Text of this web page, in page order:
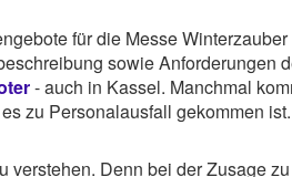
für die Messe
sowie Anforderungen
- auch in Kassel. Manchmal
zu Personalausfall gekommen ist.
verstehen. Denn bei der Zusage